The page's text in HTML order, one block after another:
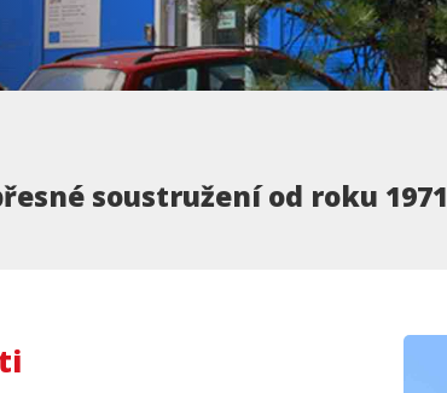
soustružení od roku 1971